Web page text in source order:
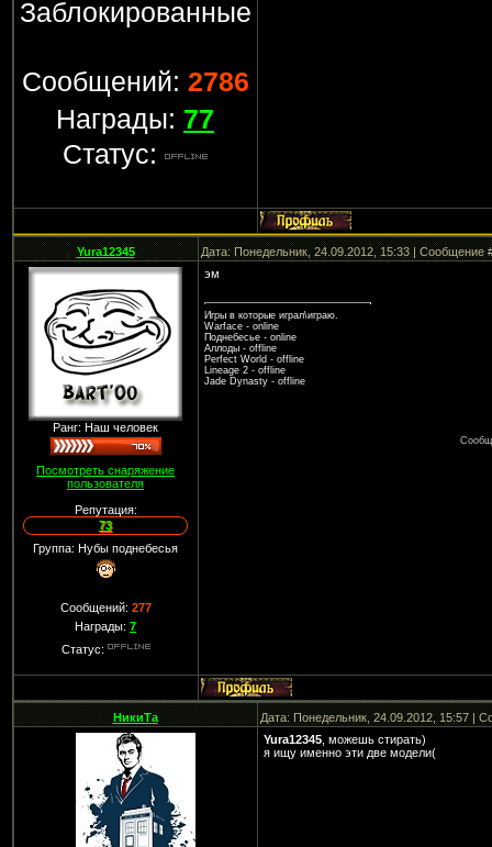
Заблокированные
Сообщений: 2786
Награды: 77
Статус:
Yura12345 Дата: Понедельник, 24.09.2012, 15:33 | Сообщение
Ранг: Наш человек
Посмотреть снаряжение
пользователя
Репутация:
73
Группа: Нубы поднебесья
Сообщений: 277
Награды: 7
Статус:
эм
Игры в которые играл\играю.
Warface - online
Поднебесье - online
Аллоды - offline
Perfect World - offline
Lineage 2 - offline
Jade Dynasty - offline
НикиТа Дата: Понедельник, 24.09.2012, 15:57 |
Yura12345, можешь стирать)
я ищу именно эти две модели(